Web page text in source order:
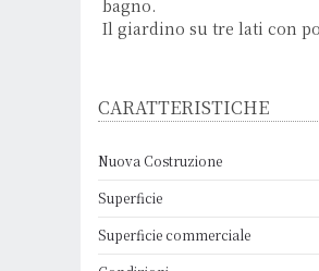
bagno.
Il giardino su tre lati con
CARATTERISTICHE
Nuova Costruzione
Superficie
Superficie commerciale